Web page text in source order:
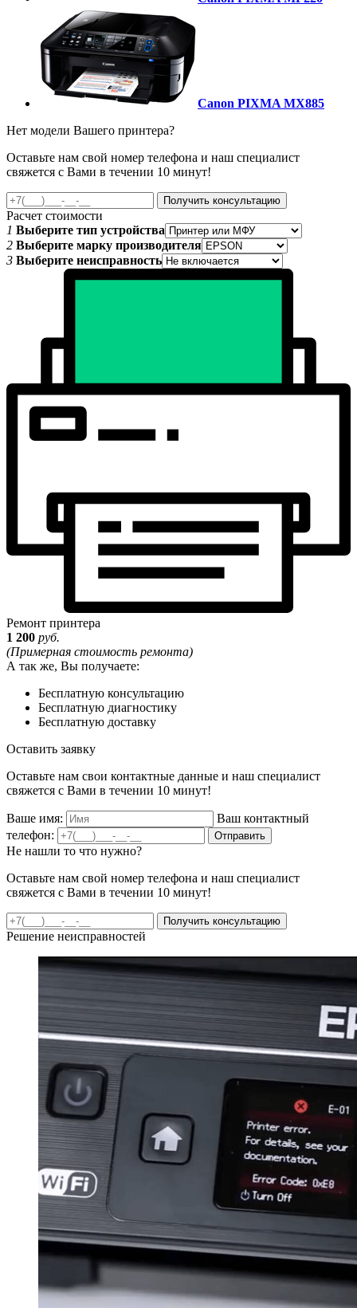
Canon PIXMA MX885
Нет модели Вашего принтера?
Оставьте нам свой номер телефона и наш специалист
свяжется с Вами в течении 10 минут!
Получить консультацию
Расчет стоимости
1 Выберите тип устройства
2 Выберите марку производителя
3 Выберите неисправность
Ремонт принтера
1 200 руб.
(Примерная стоимость ремонта)
А так же, Вы получаете:
Бесплатную консультацию
Бесплатную диагностику
Бесплатную доставку
Оставить заявку
Оставьте нам свои контактные данные и наш специалист
свяжется с Вами в течении 10 минут!
Ваше имя:
Ваш контактный
телефон:
Отправить
Не нашли то что нужно?
Оставьте нам свой номер телефона и наш специалист
свяжется с Вами в течении 10 минут!
Получить консультацию
Решение неисправностей